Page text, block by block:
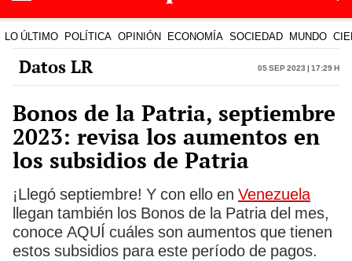
LO ÚLTIMO POLÍTICA OPINIÓN ECONOMÍA SOCIEDAD MUNDO
Datos LR 05 Sep 2023 | 17:29 h
Bonos de la Patria, septiembre
2023: revisa los aumentos en
los subsidios de Patria
¡Llegó septiembre! Y con ello en Venezuela
llegan también los Bonos de la Patria del mes,
conoce AQUÍ cuáles son aumentos que tienen
estos subsidios para este período de pagos.